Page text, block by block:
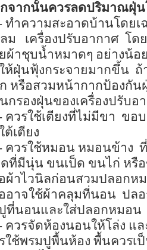
จากนั้นควรลดปริมาณฝุ่น
ทำความสะอาดบ้านโดยเ
ม
เครื่องปรับอากาศ โด
ผ้าชุบน้ำหมาดๆ อย่างน้อ
ห้ฝุ่นฟุ้งกระจายมากขึ้น ถ้
หรือสวมหน้ากากป้องกั
กรองฝุ่นของเครื่องปรับอ
ควรใช้เตียงที่ไม่มีขา ขอ
ต้เตียง
ควรใช้หมอน หมอนข้าง
ที่มีนุ่น ขนเป็ด ขนไก่ หรื
ผ้าไวนิลก่อนสวมปลอกห
อาจใช้ผ้าคลุมที่นอน ปล
ที่นอนและใส่ปลอกหมอน
ควรจัดห้องนอนให้โล่ง แ
ใช้พรมปูพื้นห้อง พื้นควรเป็